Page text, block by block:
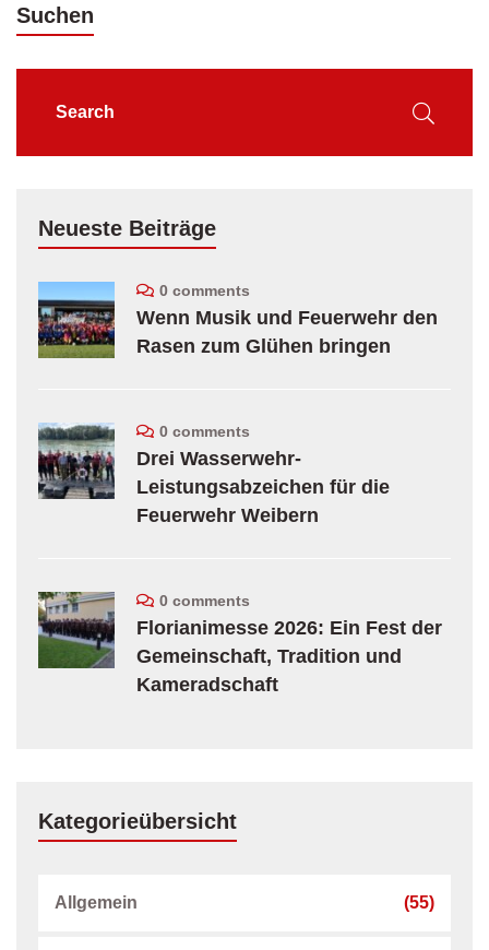
Suchen
Neueste Beiträge
0 comments
Wenn Musik und Feuerwehr den
Rasen zum Glühen bringen
0 comments
Drei Wasserwehr-
Leistungsabzeichen für die
Feuerwehr Weibern
0 comments
Florianimesse 2026: Ein Fest der
Gemeinschaft, Tradition und
Kameradschaft
Kategorieübersicht
Allgemein (55)